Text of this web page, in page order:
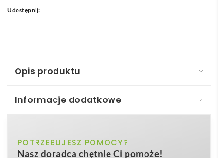
Udostępnij:
Opis produktu
świąteczny hit łączący kreatywną zabawę z subtelną
Informacje dodatkowe
Kolor
biały
POTRZEBUJESZ POMOCY?
Nasz doradca chętnie Ci pomoże!